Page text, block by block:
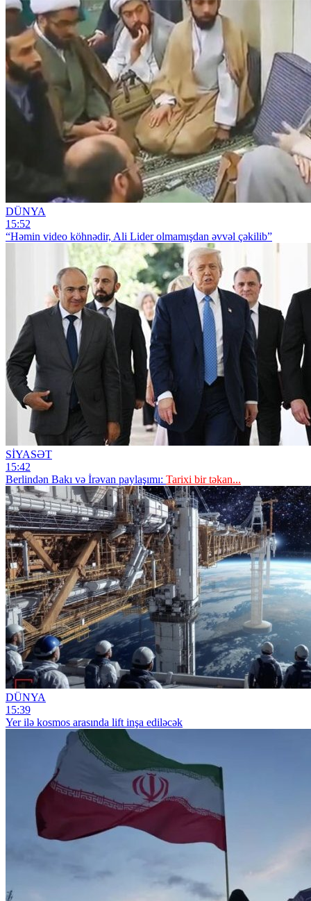
DÜNYA
15:52
“Həmin video köhnədir, Ali Lider olmamışdan əvvəl çəkilib”
SİYASƏT
15:42
Berlindən Bakı və İrəvan paylaşımı: Tarixi bir təkan...
DÜNYA
15:39
Yer ilə kosmos arasında lift inşa ediləcək